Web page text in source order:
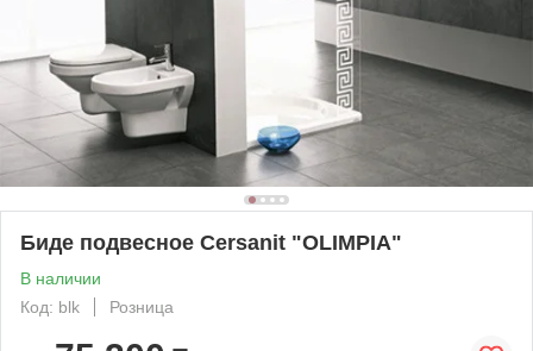
Биде подвесное Cersanit "OLIMPIA"
В наличии
Код: blk
Розница